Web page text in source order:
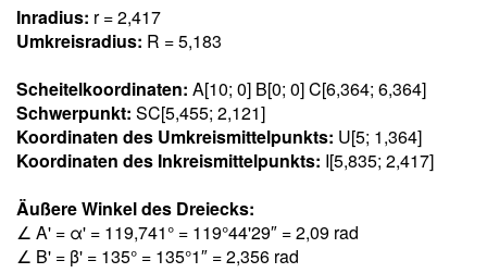
Inradius: r = 2,417
Umkreisradius: R = 5,183
Scheitelkoordinaten: A[10; 0] B[0; 0] C[6,364; 6,364]
Schwerpunkt: SC[5,455; 2,121]
Koordinaten des Umkreismittelpunkts: U[5; 1,364]
Koordinaten des Inkreismittelpunkts: I[5,835; 2,417]
Äußere Winkel des Dreiecks:
∠ A' = α' = 119,741° = 119°44'29″ = 2,09 rad
∠ B' = β' = 135° = 135°1″ = 2,356 rad